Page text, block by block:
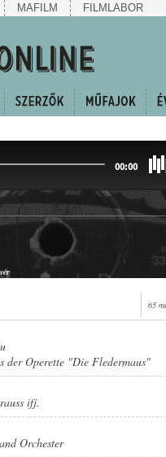
MAFILM FILMLABOR
00:00
65
der Operette "Die Fledermaus"
ifj.
Orchester